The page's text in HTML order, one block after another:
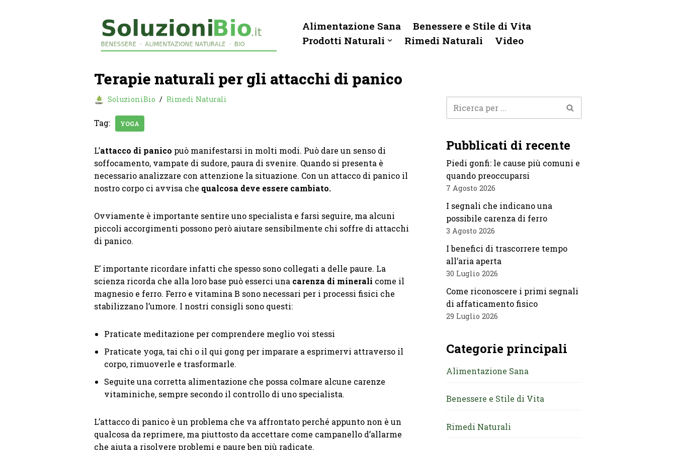
Alimentazione Sana
Benessere e Stile di Vita
Prodotti Naturali
Rimedi Naturali Video
Terapie naturali per gli attacchi di panico
SoluzioniBio Rimedi Naturali
Tag: YOGA
L’attacco di panico può manifestarsi in molti modi. Può dare un senso di
soffocamento, vampate di sudore, paura di svenire. Quando si presenta è
necessario analizzare con attenzione la situazione. Con un attacco di panico il
nostro corpo ci avvisa che qualcosa deve essere cambiato.
Ovviamente è importante sentire uno specialista e farsi seguire, ma alcuni
piccoli accorgimenti possono però aiutare sensibilmente chi soffre di attacchi
di panico.
E’ importante ricordare infatti che spesso sono collegati a delle paure. La
scienza ricorda che alla loro base può esserci una carenza di minerali come il
magnesio e ferro. Ferro e vitamina B sono necessari per i processi fisici che
stabilizzano l’umore. I nostri consigli sono questi:
Praticate meditazione per comprendere meglio voi stessi
Praticate yoga, tai chi o il qui gong per imparare a esprimervi attraverso il
corpo, rimuoverle e trasformarle.
Seguite una corretta alimentazione che possa colmare alcune carenze
vitaminiche, sempre secondo il controllo di uno specialista.
L’attacco di panico è un problema che va affrontato perché appunto non è un
qualcosa da reprimere, ma piuttosto da accettare come campanello d’allarme
che aiuta a risolvere problemi e paure ben più radicate.
Pubblicati di recente
Piedi gonfi: le cause più comuni e
quando preoccuparsi
7 Agosto 2026
I segnali che indicano una
possibile carenza di ferro
3 Agosto 2026
I benefici di trascorrere tempo
all’aria aperta
30 Luglio 2026
Come riconoscere i primi segnali
di affaticamento fisico
29 Luglio 2026
Categorie principali
Alimentazione Sana
Benessere e Stile di Vita
Rimedi Naturali